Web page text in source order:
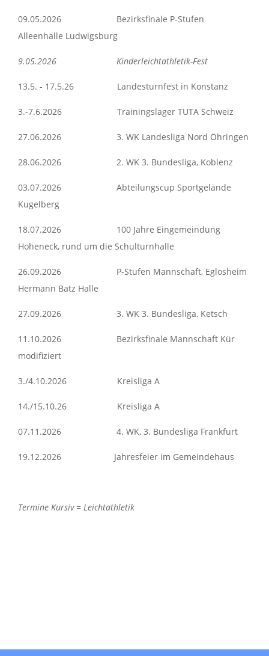
09.05.2026 Bezirksfinale P-Stufen
Alleenhalle Ludwigsburg
9.05.2026 Kinderleichtathletik-Fest
13.5. - 17.5.26 Landesturnfest in Konstanz
3.-7.6.2026 Trainingslager TUTA Schweiz
27.06.2026 3. WK Landesliga Nord Öhringen
28.06.2026 2. WK 3. Bundesliga, Koblenz
03.07.2026 Abteilungscup Sportgelände
Kugelberg
18.07.2026 100 Jahre Eingemeindung
Hoheneck, rund um die Schulturnhalle
26.09.2026 P-Stufen Mannschaft, Eglosheim
Hermann Batz Halle
27.09.2026 3. WK 3. Bundesliga, Ketsch
11.10.2026 Bezirksfinale Mannschaft Kür
modifiziert
3./4.10.2026 Kreisliga A
14./15.10.26 Kreisliga A
07.11.2026 4. WK, 3. Bundesliga Frankfurt
19.12.2026 Jahresfeier im Gemeindehaus
Termine Kursiv = Leichtathletik